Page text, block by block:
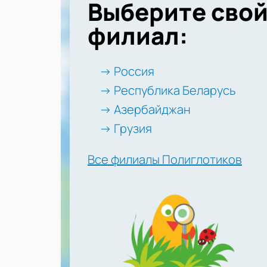
Выберите
филиал:
→ Россия
→ Республика Беларусь
→ Азербайджан
→ Грузия
Все филиалы Полиглотиков